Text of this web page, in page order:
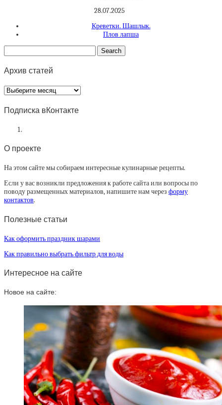
28.07.2025
Креветки. Шашлык.
Плов лапша
Архив статей
Архив
статей
Подписка вКонтакте
О проекте
На этом сайте мы собираем интересные кулинарные рецепты.
Если у вас возникли предложения к работе сайта или вопросы по
поводу размещенных материалов, напишите нам через форму
контактов.
Полезные статьи
Как оформить праздник шарами
Как правильно выбрать фильтр для воды
Интересное на сайте
Новое на сайте: